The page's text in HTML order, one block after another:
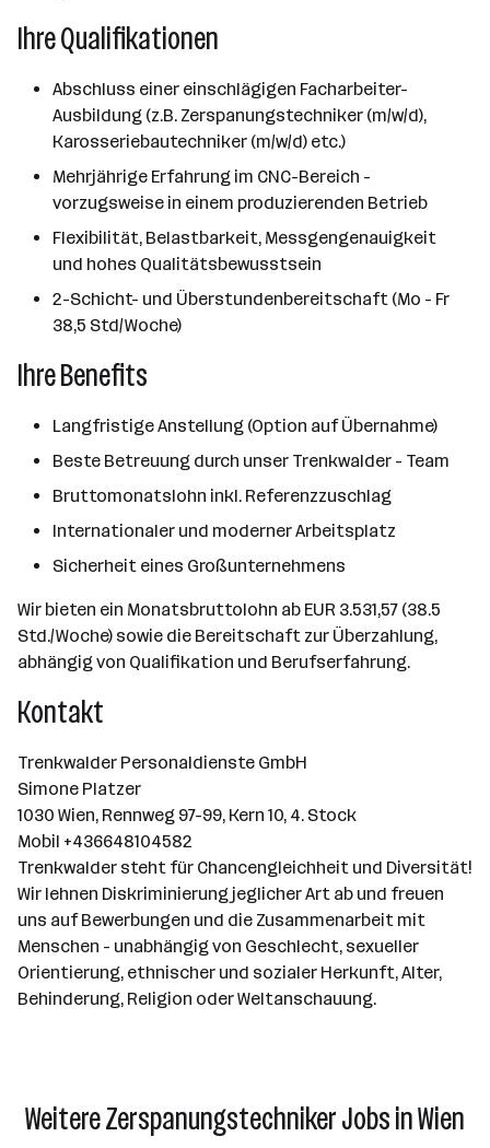
Ihre Qualifikationen
Abschluss einer einschlägigen Facharbeiter-
Ausbildung (z.B. Zerspanungstechniker (m/w/d),
Karosseriebautechniker (m/w/d) etc.)
Mehrjährige Erfahrung im CNC-Bereich -
vorzugsweise in einem produzierenden Betrieb
Flexibilität, Belastbarkeit, Messgengenauigkeit
und hohes Qualitätsbewusstsein
2-Schicht- und Überstundenbereitschaft (Mo - Fr
38,5 Std/Woche)
Ihre Benefits
Langfristige Anstellung (Option auf Übernahme)
Beste Betreuung durch unser Trenkwalder - Team
Bruttomonatslohn inkl. Referenzzuschlag
Internationaler und moderner Arbeitsplatz
Sicherheit eines Großunternehmens
Wir bieten ein Monatsbruttolohn ab EUR 3.531,57 (38.5
Std./Woche) sowie die Bereitschaft zur Überzahlung,
abhängig von Qualifikation und Berufserfahrung.
Kontakt
Trenkwalder Personaldienste GmbH
Simone Platzer
1030 Wien, Rennweg 97-99, Kern 10, 4. Stock
Mobil +436648104582
Trenkwalder steht für Chancengleichheit und Diversität!
Wir lehnen Diskriminierung jeglicher Art ab und freuen
uns auf Bewerbungen und die Zusammenarbeit mit
Menschen - unabhängig von Geschlecht, sexueller
Orientierung, ethnischer und sozialer Herkunft, Alter,
Behinderung, Religion oder Weltanschauung.
Weitere Zerspanungstechniker Jobs in Wien